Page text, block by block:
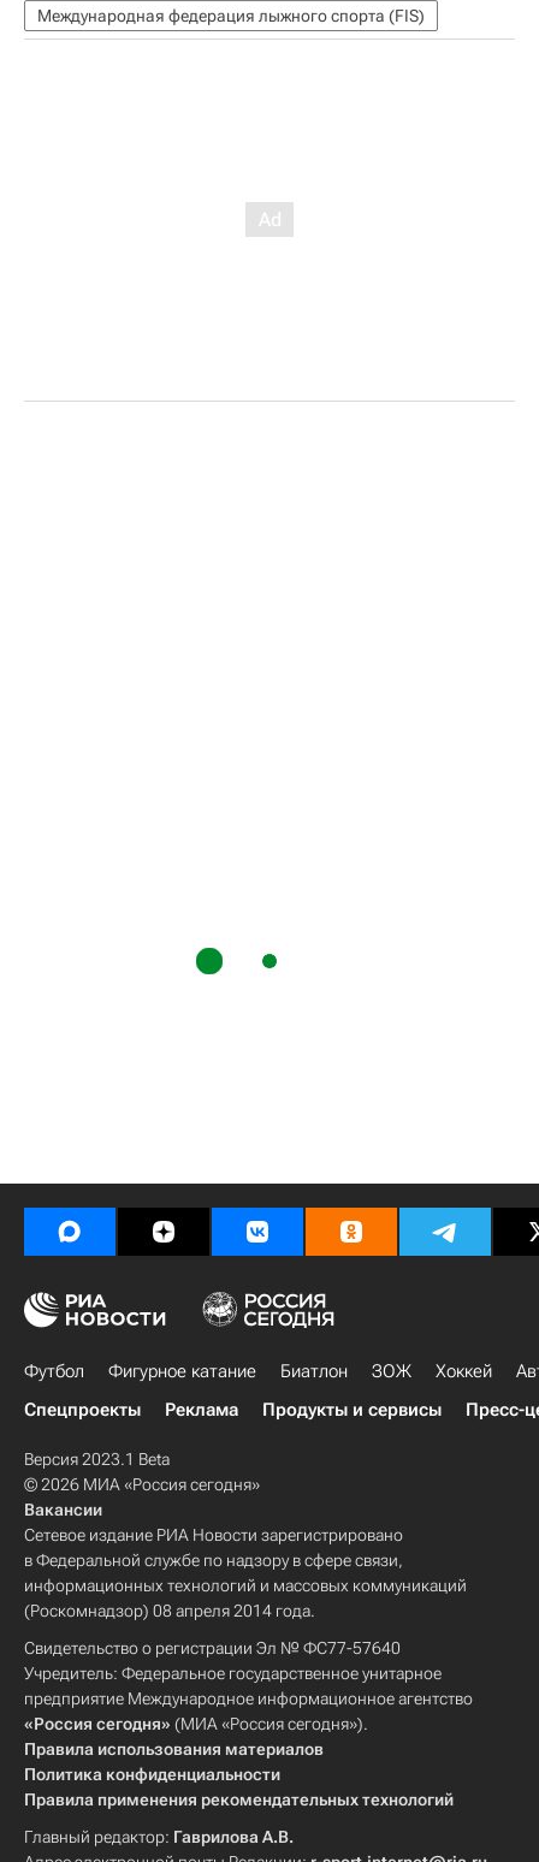
Международная федерация лыжного спорта (FIS)
Футбол Фигурное катание Биатлон ЗОЖ Хоккей
Спецпроекты
Реклама Продукты и сервисы Пресс-
Версия 2023.1 Beta
© 2026 МИА «Россия сегодня»
Вакансии
Сетевое издание РИА Новости зарегистрировано
в Федеральной службе по надзору в сфере связи,
информационных технологий и массовых коммуникаций
(Роскомнадзор) 08 апреля 2014 года.
Свидетельство о регистрации Эл № ФС77-57640
Учредитель: Федеральное государственное унитарное
предприятие Международное информационное агентство
«Россия сегодня» (МИА «Россия сегодня»).
Правила использования материалов
Политика конфиденциальности
Правила применения рекомендательных технологий
Главный редактор: Гаврилова А.В.